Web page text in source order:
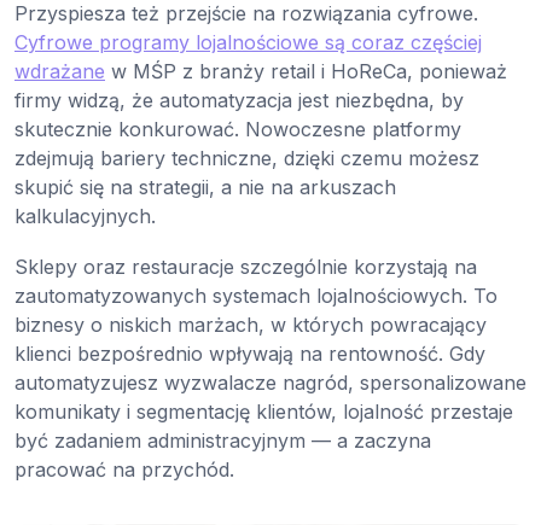
Przyspiesza też przejście na rozwiązania cyfrowe.
Cyfrowe programy lojalnościowe są coraz częściej
wdrażane w MŚP z branży retail i HoReCa, ponieważ
firmy widzą, że automatyzacja jest niezbędna, by
skutecznie konkurować. Nowoczesne platformy
zdejmują bariery techniczne, dzięki czemu możesz
skupić się na strategii, a nie na arkuszach
kalkulacyjnych.
Sklepy oraz restauracje szczególnie korzystają na
zautomatyzowanych systemach lojalnościowych. To
biznesy o niskich marżach, w których powracający
klienci bezpośrednio wpływają na rentowność. Gdy
automatyzujesz wyzwalacze nagród, spersonalizowane
komunikaty i segmentację klientów, lojalność przestaje
być zadaniem administracyjnym — a zaczyna
pracować na przychód.